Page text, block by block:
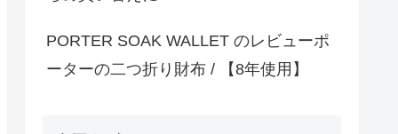
PORTER SOAK WALLET のレビューポ
ーターの二つ折り財布 / 【8年使用】